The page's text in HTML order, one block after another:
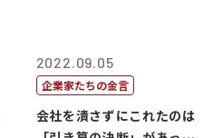
2022.09.05
企業家たちの金言
会社を潰さずにこれたのは